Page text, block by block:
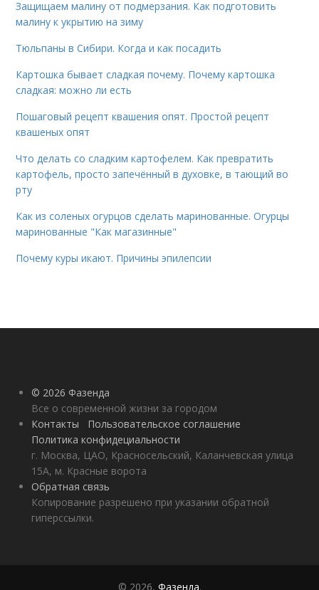
Защищаем малину от подмерзания. Как подготовить
малину к укрытию на зиму
Тюльпаны в Сибири. Когда и как посадить
Картошка бывает сладкая почему. Почему картошка
сладкая: можно ли есть
Пошаговый рецепт квашения опят. Простой рецепт
квашеных опят
Что делать со сладким картофелем. Как превратить
картофель, просто запечённый в духовке, в тающий во
рту
Как из соленых огурцов сделать маринованные. Огурцы
маринованные "Как магазинные"
Почему куры икают. Причины эпилепсии
© 2026 Фазенда
Все о современной жизни за городом
Контакты
Пользовательское соглашение
Политика конфидециальности
г. Москва, ЦАО, Красносельский, Каланчевская улица
15А, м. Красные ворота
Обратная связь
Копирование разрешено при указании обратной
гиперссылки.
© 2026, Фазенда.